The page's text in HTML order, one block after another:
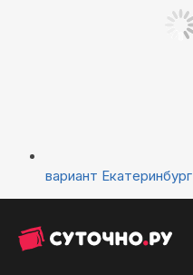
вариант Екатеринбург